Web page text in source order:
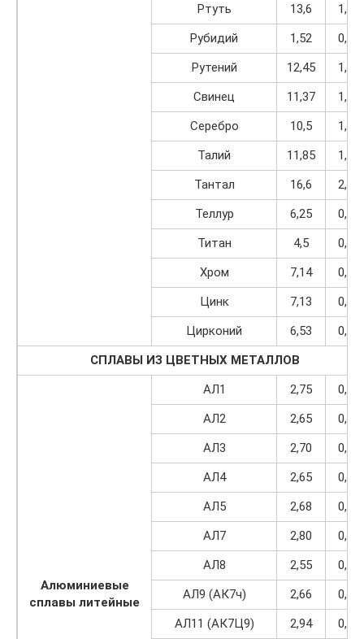
Ртуть
13,6
1,73
Рубидий
1,52
0,19
Рутений
12,45
1,58
Свинец
11,37
1,44
Серебро
10,5
1,33
Талий
11,85
1,50
Тантал
16,6
2,11
Теллур
6,25
0,79
Титан
4,5
0,57
Хром
7,14
0,91
Цинк
7,13
0,91
Цирконий
6,53
0,82
СПЛАВЫ ИЗ ЦВЕТНЫХ МЕТАЛЛОВ
Алюминиевые
сплавы литейные
АЛ1 2,75
0,35
АЛ2
2,65
0,34
АЛ3
2,70
0,34
АЛ4
2,65
0,34
АЛ5
2,68
0,34
АЛ7
2,80
0,36
АЛ8
2,55
0,32
АЛ9 (АК7ч)
2,66
0,34
АЛ11 (АК7Ц9)
2,94 0,37